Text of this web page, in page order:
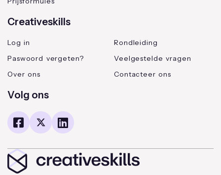
Creativeskills
Log in
Paswoord vergeten?
Over ons
Rondleiding
Veelgestelde vragen
Contacteer ons
Volg ons